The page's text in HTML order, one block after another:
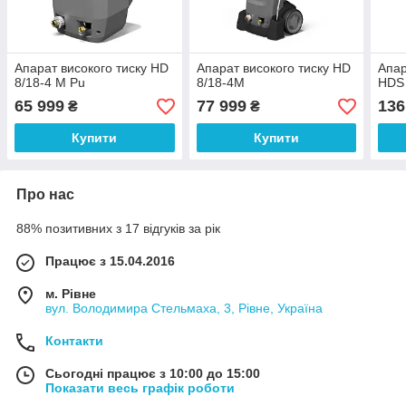
Апарат високого тиску HD
8/18-4 M Pu
65 999 ₴
Купити
Апарат високого тиску HD
8/18-4M
77 999₴
Купити
Про нас
88% позитивних з 17 відгуків за рік
Працює з 15.04.2016
м. Рівне
вул. Володимира Стельмаха, 3, Рівне, Україна
Контакти
Сьогодні працює з 10:00 до 15:00
Показати весь графік роботи